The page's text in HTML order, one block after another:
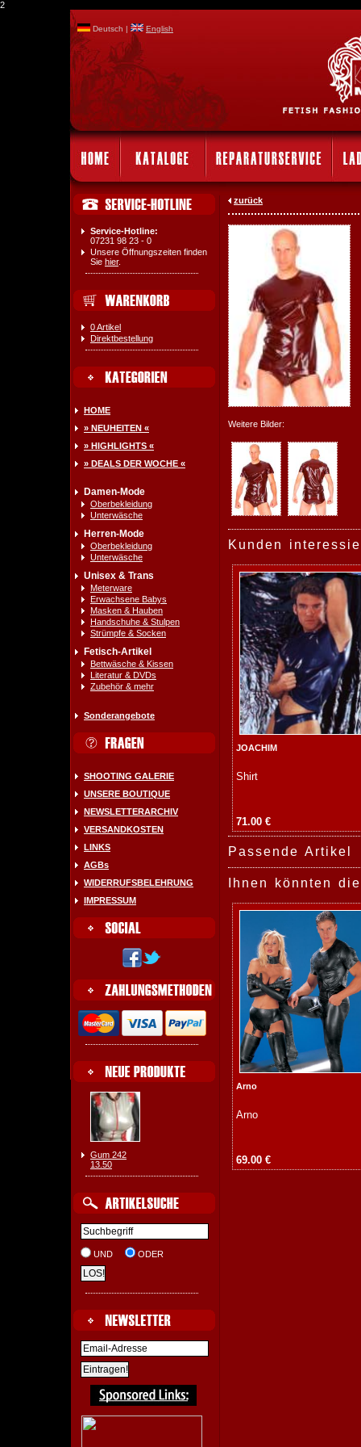
2
Deutsch | English
Service-Hotline:
07231 98 23 - 0
Unsere Öffnungszeiten finden
Sie hier.
0 Artikel
Direktbestellung
HOME
» NEUHEITEN «
» HIGHLIGHTS «
» DEALS DER WOCHE «
Damen-Mode
Oberbekleidung
Unterwäsche
Herren-Mode
Oberbekleidung
Unterwäsche
Unisex & Trans
Meterware
Erwachsene Babys
Masken & Hauben
Handschuhe & Stulpen
Strümpfe & Socken
Fetisch-Artikel
Bettwäsche & Kissen
Literatur & DVDs
Zubehör & mehr
Sonderangebote
SHOOTING GALERIE
UNSERE BOUTIQUE
NEWSLETTERARCHIV
VERSANDKOSTEN
LINKS
AGBs
WIDERRUFSBELEHRUNG
IMPRESSUM
Gum 242
13.50
UND ODER
zurück
Weitere Bilder:
Kunden
JOACHIM
Shirt
71.00 €
Passende Artikel
Ihnen könnten
Arno
Arno
69.00 €